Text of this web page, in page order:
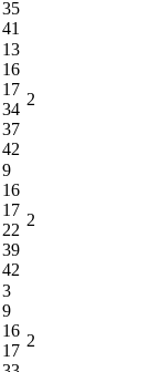
35
41
13
16
17
34
37
42
2
9
16
17
22
39
42
2
3
9
16
17
2